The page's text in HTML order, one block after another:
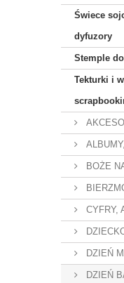
Świece
dyfuzory
Stemple
Tekturki i
BOŻE
CYFRY,
DZIEŃ
DZIEŃ